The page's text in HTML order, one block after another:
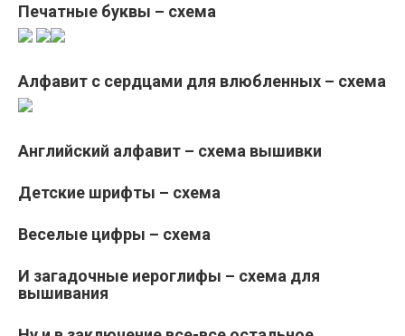
Печатные буквы – схема
Алфавит с сердцами для влюбленных – схема
Английский алфавит – схема вышивки
Детские шрифты – схема
Веселые цифры – схема
И загадочные иероглифы – схема для
вышивания